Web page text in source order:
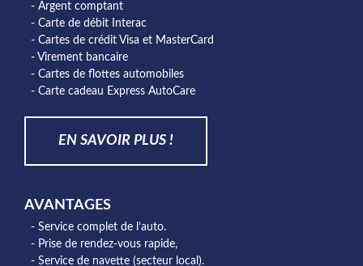
- Argent comptant
- Carte de débit Interac
- Cartes de crédit Visa et MasterCard
- Virement bancaire
- Cartes de flottes automobiles
- Carte cadeau Express AutoCare
EN SAVOIR PLUS !
AVANTAGES
- Service complet de l’auto.
- Prise de rendez-vous rapide,
- Service de navette (secteur local).